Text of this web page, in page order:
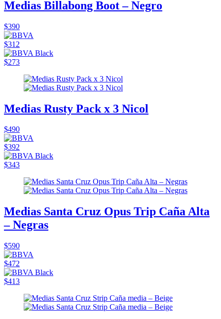
Medias Billabong Boot – Negro
$390
$312
$273
Medias Rusty Pack x 3 Nicol
$490
$392
$343
Medias Santa Cruz Opus Trip Caña Alta
– Negras
$590
$472
$413